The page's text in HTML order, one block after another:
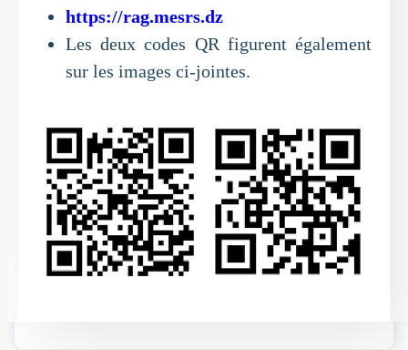
https://rag.mesrs.dz
Les deux codes QR figurent également
sur les images ci-jointes.